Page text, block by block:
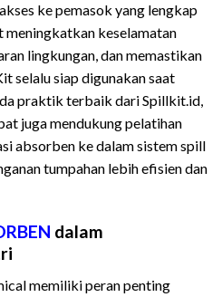
ke pemasok yang lengkap
meningkatkan keselamatan
lingkungan, dan memastikan
selalu siap digunakan saat
praktik terbaik dari Spillkit.id,
juga mendukung pelatihan
absorben ke dalam sistem spill
tumpahan lebih efisien dan
dalam
memiliki peran penting